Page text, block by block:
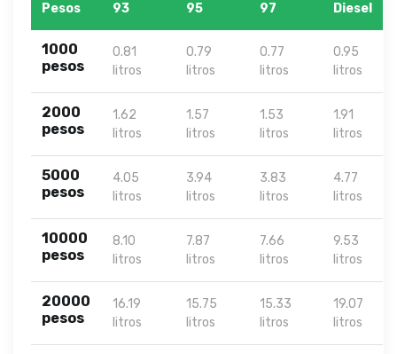
Pesos
93
95
97
Diesel
1000
pesos
0.81
litros
0.79
litros
0.77
litros
0.95
litros
2000
pesos
1.62
litros
1.57
litros
1.53
litros
1.91
litros
5000
pesos
4.05
litros
3.94
litros
3.83
litros
4.77
litros
10000
pesos
8.10
litros
7.87
litros
7.66
litros
9.53
litros
20000
pesos
16.19
litros
15.75
litros
15.33
litros
19.07
litros